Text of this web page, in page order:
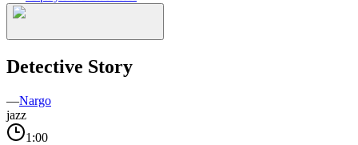
Detective Story
—Nargo
jazz
1:00